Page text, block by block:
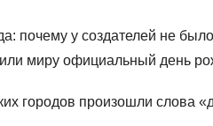
почему у создателей не
миру официальный день
городов произошли слова